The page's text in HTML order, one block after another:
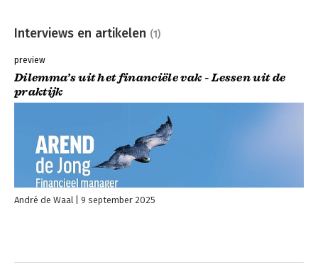
Interviews en artikelen (1)
preview
Dilemma’s uit het financiële vak - Lessen uit de
praktijk
André de Waal 9 september 2025